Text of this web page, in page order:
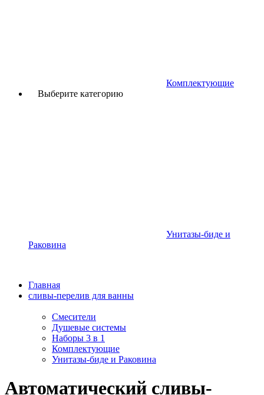
Комплектующие
Выберите категорию
Унитазы-биде и
Раковина
Главная
сливы-перелив для ванны
Смесители
Душевые системы
Наборы 3 в 1
Комплектующие
Унитазы-биде и Раковина
Автоматический сливы-